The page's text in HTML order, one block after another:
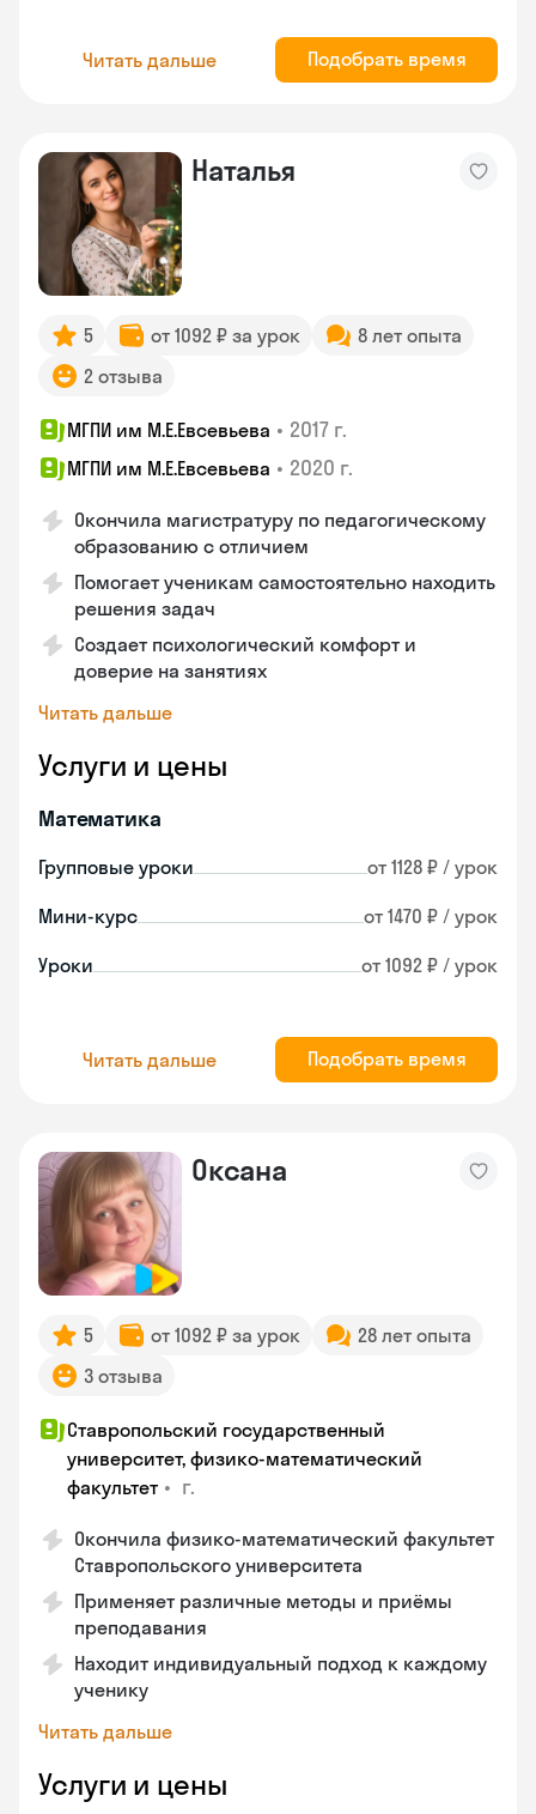
Читать дальше Подобрать время
Наталья
5 от 1092 ₽ за урок
8 лет опыта
2 отзыва
МГПИ им М.Е.Евсевьева • 2017 г.
МГПИ им М.Е.Евсевьева • 2020 г.
Окончила магистратуру по педагогическому
образованию с отличием
Помогает ученикам самостоятельно находить
решения задач
Создает психологический комфорт и
доверие на занятиях
Читать дальше
Услуги и цены
Математика
Групповые уроки от 1128 ₽ / урок
Мини-курс от 1470 ₽ / урок
Уроки от 1092 ₽ / урок
Читать дальше Подобрать время
Оксана
5 от 1092 ₽ за урок
28 лет опыта
3 отзыва
Ставропольский государственный
университет, физико-математический
факультет • г.
Окончила физико-математический факультет
Ставропольского университета
Применяет различные методы и приёмы
преподавания
Находит индивидуальный подход к каждому
ученику
Читать дальше
Услуги и цены